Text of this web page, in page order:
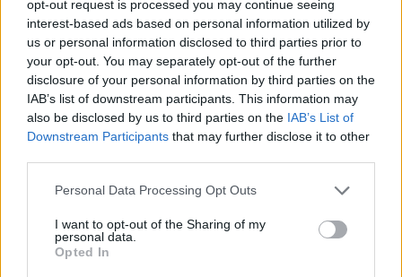
opt-out request is processed you may continue seeing
interest-based ads based on personal information utilized by
us or personal information disclosed to third parties prior to
your opt-out. You may separately opt-out of the further
disclosure of your personal information by third parties on the
IAB’s list of downstream participants. This information may
also be disclosed by us to third parties on the IAB’s List of
Downstream Participants that may further disclose it to other
Personal Data Processing Opt Outs
I want to opt-out of the Sharing of my
personal data.
Opted In
Kultur
Neste steg på veg mot albumet